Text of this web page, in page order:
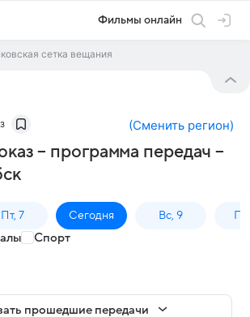
Фильмы онлайн
сетка вещания
(Сменить регион)
– программа передач –
Пт, 7 Сегодня Вс, 9
Спорт
прошедшие передачи